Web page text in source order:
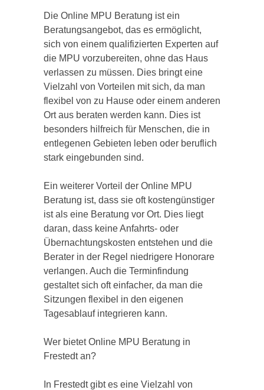
Die Online MPU Beratung ist ein
Beratungsangebot, das es ermöglicht,
sich von einem qualifizierten Experten auf
die MPU vorzubereiten, ohne das Haus
verlassen zu müssen. Dies bringt eine
Vielzahl von Vorteilen mit sich, da man
flexibel von zu Hause oder einem anderen
Ort aus beraten werden kann. Dies ist
besonders hilfreich für Menschen, die in
entlegenen Gebieten leben oder beruflich
stark eingebunden sind.
Ein weiterer Vorteil der Online MPU
Beratung ist, dass sie oft kostengünstiger
ist als eine Beratung vor Ort. Dies liegt
daran, dass keine Anfahrts- oder
Übernachtungskosten entstehen und die
Berater in der Regel niedrigere Honorare
verlangen. Auch die Terminfindung
gestaltet sich oft einfacher, da man die
Sitzungen flexibel in den eigenen
Tagesablauf integrieren kann.
Wer bietet Online MPU Beratung in
Frestedt an?
In Frestedt gibt es eine Vielzahl von